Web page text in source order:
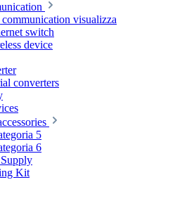
visualizza
switch
device
converters
5
6
Kit